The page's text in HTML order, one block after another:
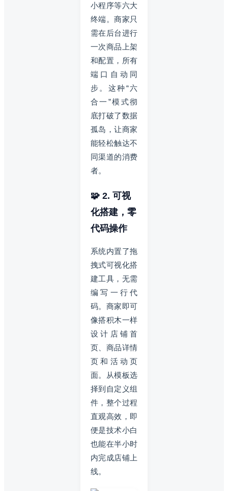
小程序等六大
终端。商家只
需在后台进行
一次商品上架
和配置，所有
端口自动同
步。这种“六
合一”模式彻
底打破了数据
孤岛，让商家
能轻松触达不
同渠道的消费
者。
🧩 2. 可视
化搭建，零
代码操作
系统内置了拖
拽式可视化搭
建工具，无需
编写一行代
码。商家即可
像搭积木一样
设计店铺首
页、商品详情
页和活动页
面。从模板选
择到自定义组
件，整个过程
直观高效，即
便是技术小白
也能在半小时
内完成店铺上
线。